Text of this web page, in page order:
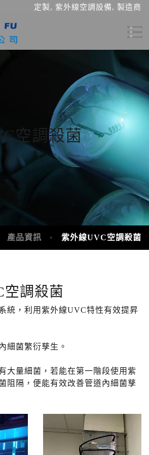
定製, 紫外線空調設備, 製造商
空調殺菌
產品資訊 紫外線UVC空調殺菌
空調殺菌
統，利用紫外線UVC特性有效提昇
細菌繁衍孳生。
大量細菌，若能在第一階段使用紫
阻隔，便能有效改善管道內細菌孳